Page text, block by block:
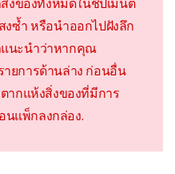
งของทั้งหมดในชิปเมนต์
ซ้ำ หรือนำออกไปฝังลึก
แนะนำว่าหากคุณ
ายการด้านล่าง ก่อนอื่น
กแห้งสิ่งของที่มีการ
แพ็กลงกล่อง.